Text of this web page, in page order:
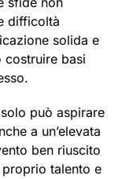
difficoltà
solida e
costruire basi
può aspirare
a un’elevata
ben riuscito
talento e